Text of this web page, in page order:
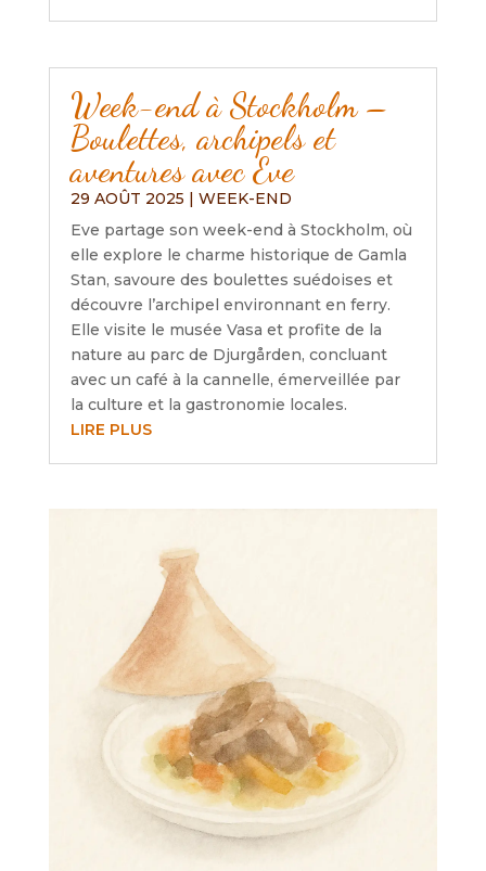
Week-end à Stockholm –
Boulettes, archipels et
aventures avec Eve
29 AOÛT 2025 | WEEK-END
Eve partage son week-end à Stockholm, où
elle explore le charme historique de Gamla
Stan, savoure des boulettes suédoises et
découvre l’archipel environnant en ferry.
Elle visite le musée Vasa et profite de la
nature au parc de Djurgården, concluant
avec un café à la cannelle, émerveillée par
la culture et la gastronomie locales.
LIRE PLUS